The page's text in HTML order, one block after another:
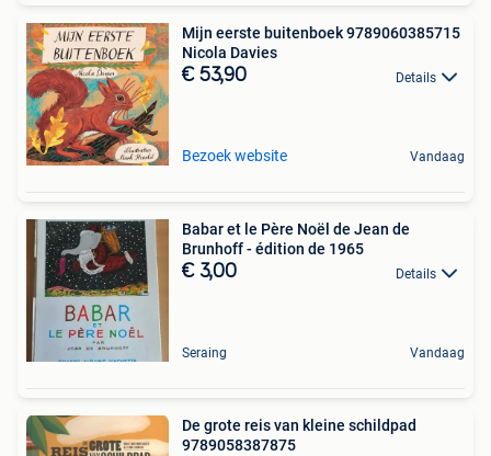
Mijn eerste buitenboek 9789060385715
Nicola Davies
€ 53,90 Details
Bezoek website Vandaag
Babar et le Père Noël de Jean de
Brunhoff - édition de 1965
€ 3,00 Details
Seraing Vandaag
De grote reis van kleine schildpad
9789058387875